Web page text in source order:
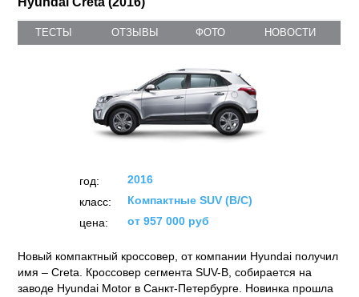
ТЕСТЫ ОТЗЫВЫ ФОТО НОВОСТИ
год:
2016
класс:
Компактные SUV (B/C)
цена:
от 957 000 руб
Новый компактный кроссовер, от компании Hyundai получил
имя – Creta. Кроссовер сегмента SUV-B, собирается на
заводе Hyundai Motor в Санкт-Петербурге. Новинка прошла